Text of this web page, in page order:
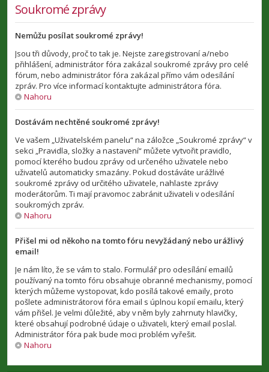
Soukromé zprávy
Nemůžu posílat soukromé zprávy!
Jsou tři důvody, proč to tak je. Nejste zaregistrovaní a/nebo
přihlášení, administrátor fóra zakázal soukromé zprávy pro celé
fórum, nebo administrátor fóra zakázal přímo vám odesílání
zpráv. Pro více informací kontaktujte administrátora fóra.
Nahoru
Dostávám nechtěné soukromé zprávy!
Ve vašem „Uživatelském panelu“ na záložce „Soukromé zprávy“ v
sekci „Pravidla, složky a nastavení“ můžete vytvořit pravidlo,
pomocí kterého budou zprávy od určeného uživatele nebo
uživatelů automaticky smazány. Pokud dostáváte urážlivé
soukromé zprávy od určitého uživatele, nahlaste zprávy
moderátorům. Ti mají pravomoc zabránit uživateli v odesílání
soukromých zpráv.
Nahoru
Přišel mi od někoho na tomto fóru nevyžádaný nebo urážlivý
email!
Je nám líto, že se vám to stalo. Formulář pro odesílání emailů
používaný na tomto fóru obsahuje obranné mechanismy, pomocí
kterých můžeme vystopovat, kdo posílá takové emaily, proto
pošlete administrátorovi fóra email s úplnou kopií emailu, který
vám přišel. Je velmi důležité, aby v něm byly zahrnuty hlavičky,
které obsahují podrobné údaje o uživateli, který email poslal.
Administrátor fóra pak bude moci problém vyřešit.
Nahoru